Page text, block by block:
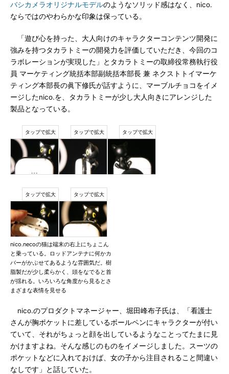
バシカメラオリジナルモデルのようなソリッド感はなく、nico.
ならではのやわらかな印象は保っている。
「遊び心を持った、大人向けのキャラクターコンテンツ開発に
強みを持つタカラトミーの開発力を評価していただき、今回のコ
ラボレーションが実現した」とタカラトミーの取締役常務執行役
員 マーケティング統括本部副統括本部長 兼 ネクストトイマーケ
ティング本部長の眞下修氏が話すように、マーブルチョコをイメ
ージしたnico.を、タカラトミーが少し大人向きにアレンジした
製品となっている。
nico.necoの猫は端末の右上にちょこん
と乗っている。ロッドアンテナに何かカ
バーがかぶせてあるような雰囲気だ。樹
脂製だが少し柔らかく、頭をなでると首
が揺れる。いろいろな角度から見るとさ
まざまな表情を見せる
nico.のプロダクトマネージャー、堀田峰布子氏は、「看護士
さんが胸ポケットに差しているボールペンにキャラクターが付い
ていて、それがちょっと顔を出しているようなことってたまに見
かけますよね。そんな感じのものをイメージしました。スーツの
ポケットなどに入れておけば、女の子から注目されること間違い
なしです」と話していた。